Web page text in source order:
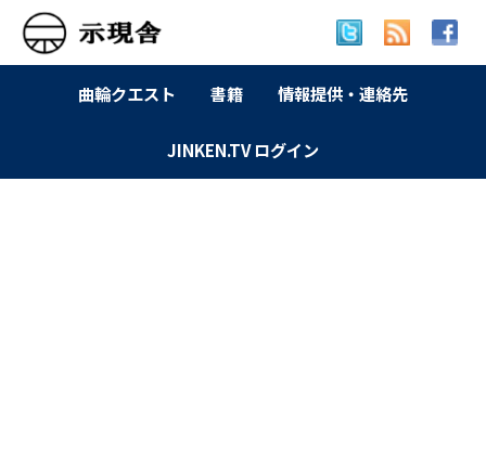
曲輪クエスト 書籍 情報提供・連絡先
JINKEN.TV ログイン